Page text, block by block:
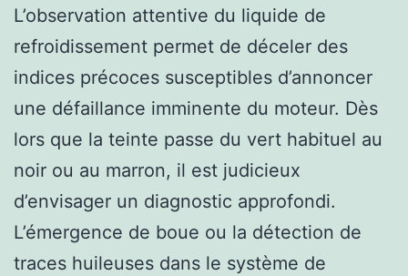
L’observation attentive du liquide de
refroidissement permet de déceler des
indices précoces susceptibles d’annoncer
une défaillance imminente du moteur. Dès
lors que la teinte passe du vert habituel au
noir ou au marron, il est judicieux
d’envisager un diagnostic approfondi.
L’émergence de boue ou la détection de
traces huileuses dans le système de